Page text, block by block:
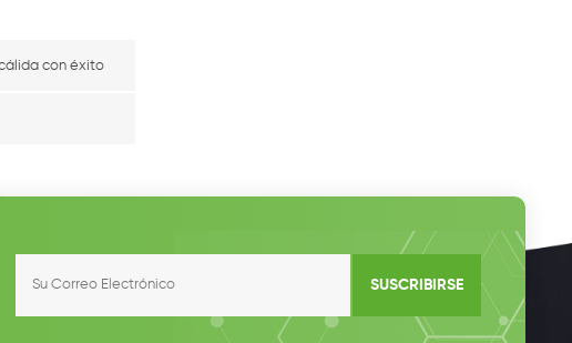
con éxito
SUSCRIBIRSE